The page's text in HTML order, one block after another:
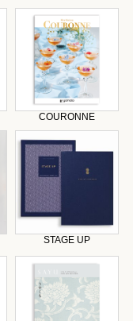
COURONNE
STAGE UP